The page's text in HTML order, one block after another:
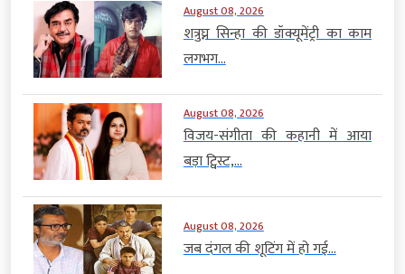
August 08, 2026
शत्रुघ्न सिन्हा की डॉक्यूमेंट्री का काम
लगभग...
August 08, 2026
विजय-संगीता की कहानी में आया
बड़ा ट्विस्ट,...
August 08, 2026
जब दंगल की शूटिंग में हो गई...